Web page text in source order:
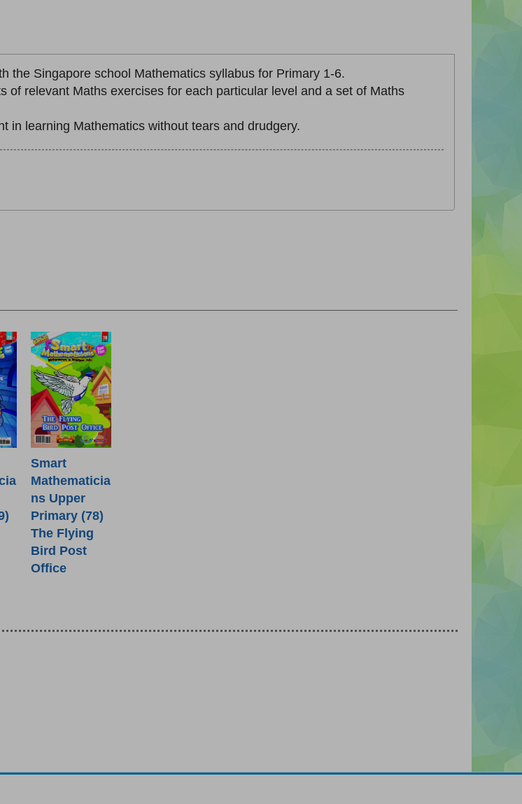
the Singapore school Mathematics syllabus for Primary 1-6.
relevant Maths exercises for each particular level and a set of Maths
in learning Mathematics without tears and drudgery.
Smart
Mathematicia
ns Upper
Primary (78)
The Flying
Bird Post
Office